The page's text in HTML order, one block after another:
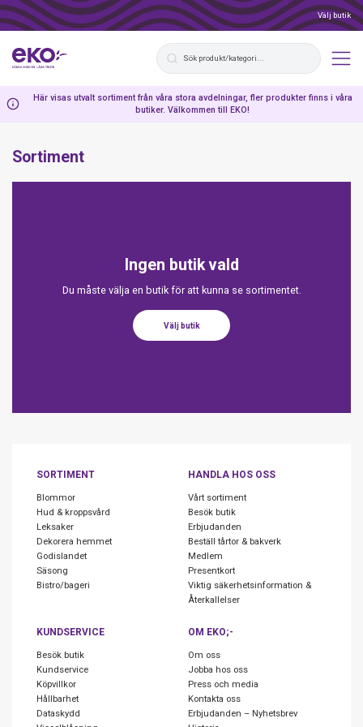
Välj butik
Här visas utvalt sortiment från våra stora avdelningar, fler produkter finns i våra
butiker. Välkommen till EKO!
Sortiment
Ingen butik vald
Du måste välja en butik för att kunna se sortimentet.
Välj butik
SORTIMENT
Blommor
Hud & kroppsvård
Leksaker
Dekorera hemmet
Godislandet
Säsong
Bistro/bageri
HANDLA HOS OSS
Vårt sortiment
Besök butik
Erbjudanden
Beställ tårtor & bakverk
Medlem
Presentkort
Viktig säkerhetsinformation &
Återkallelser
KUNDSERVICE
Besök butik
Kundservice
Köpvillkor
Hållbarhet
Dataskydd
OM EKO;-
Om oss
Jobba hos oss
Press och media
Kontakta oss
Erbjudanden – Nyhetsbrev